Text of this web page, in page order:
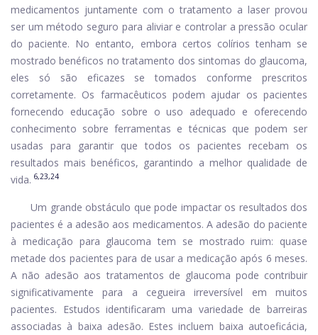
medicamentos juntamente com o tratamento a laser provou
ser um método seguro para aliviar e controlar a pressão ocular
do paciente. No entanto, embora certos colírios tenham se
mostrado benéficos no tratamento dos sintomas do glaucoma,
eles só são eficazes se tomados conforme prescritos
corretamente. Os farmacêuticos podem ajudar os pacientes
fornecendo educação sobre o uso adequado e oferecendo
conhecimento sobre ferramentas e técnicas que podem ser
usadas para garantir que todos os pacientes recebam os
resultados mais benéficos, garantindo a melhor qualidade de
vida. 6,23,24
Um grande obstáculo que pode impactar os resultados dos
pacientes é a adesão aos medicamentos. A adesão do paciente
à medicação para glaucoma tem se mostrado ruim: quase
metade dos pacientes para de usar a medicação após 6 meses.
A não adesão aos tratamentos de glaucoma pode contribuir
significativamente para a cegueira irreversível em muitos
pacientes. Estudos identificaram uma variedade de barreiras
associadas à baixa adesão. Estes incluem baixa autoeficácia,